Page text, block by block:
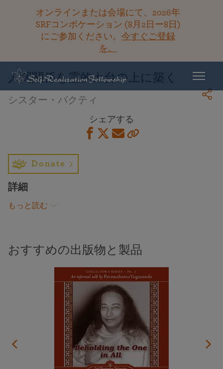
オンラインまたは会場にて、2026年
SRFコンボケーション (8月2日ー8日)
にご参加ください。 今すぐご登録
を。
ライブラリーに戻る
人間関係を霊的土台の上に築く
シスター・バクティ
シェアする
Donate
詳細
もっと読む
おすすめの出版物と製品